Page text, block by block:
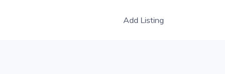
Add Listing